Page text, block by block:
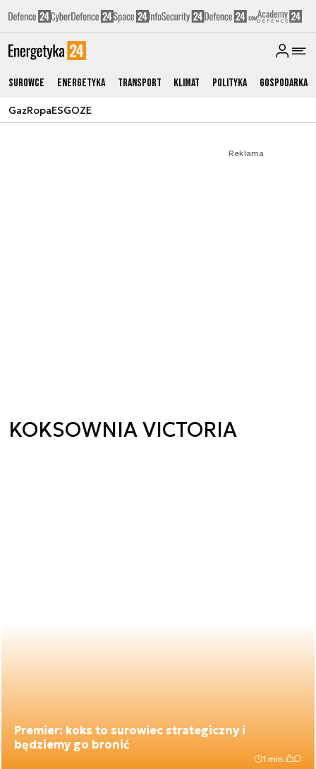
Surowce Energetyka Transport Klimat Polityka Gospodarka
GazRopaESGOZE
Reklama
KOKSOWNIA VICTORIA
Premier: koks to surowiec strategiczny i
będziemy go bronić
1 min.